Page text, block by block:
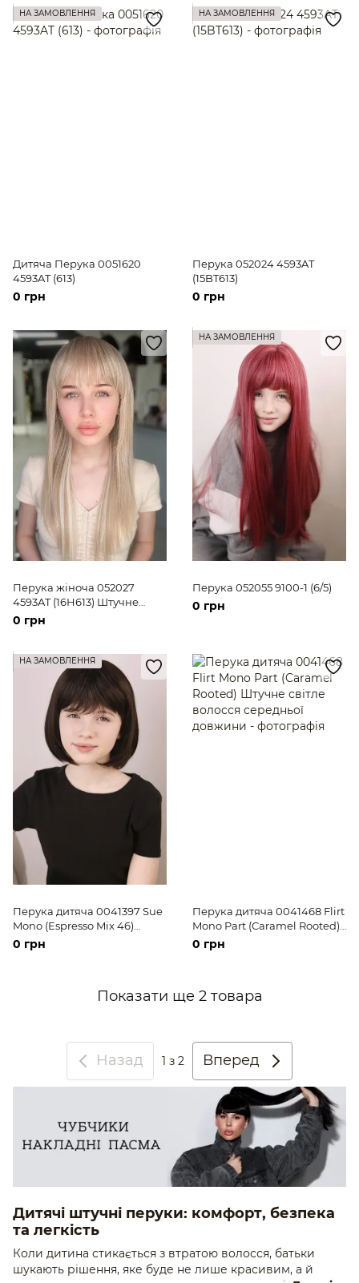
НА ЗАМОВЛЕННЯ
Дитяча Перука 0051620
4593AT (613)
0 грн
НА ЗАМОВЛЕННЯ
Перука 052024 4593AT
(15BT613)
0 грн
Перука жіноча 052027
4593AT (16H613) Штучне
світле довге волосся
0 грн
НА ЗАМОВЛЕННЯ
Перука 052055 9100-1 (6/5)
0 грн
НА ЗАМОВЛЕННЯ
Перука дитяча 0041397 Sue
Mono (Espresso Mix 46)
Штучне темне волосся
середньої довжини
0 грн
Перука дитяча 0041468 Flirt
Mono Part (Caramel Rooted)
Штучне світле волосся
середньої довжини
0 грн
Показати ще 2 товара
Назад 1 з 2 Вперед
Дитячі штучні перуки: комфорт, безпека
та легкість
Коли дитина стикається з втратою волосся, батьки
шукають рішення, яке буде не лише красивим, а й